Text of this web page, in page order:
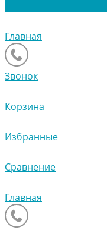
Главная
Звонок
Корзина
Избранные
Сравнение
Главная